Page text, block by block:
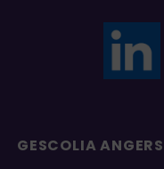
GESCOLIA ANGERS